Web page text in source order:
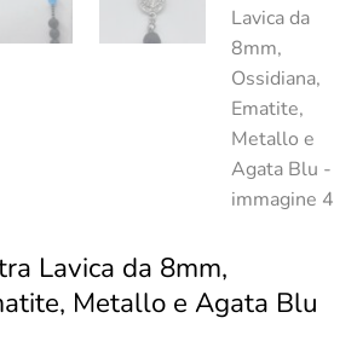
Lavica da 8mm,
Metallo e Agata Blu